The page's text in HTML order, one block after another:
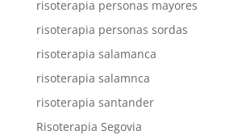
risoterapia personas mayores
risoterapia personas sordas
risoterapia salamanca
risoterapia salamnca
risoterapia santander
Risoterapia Segovia